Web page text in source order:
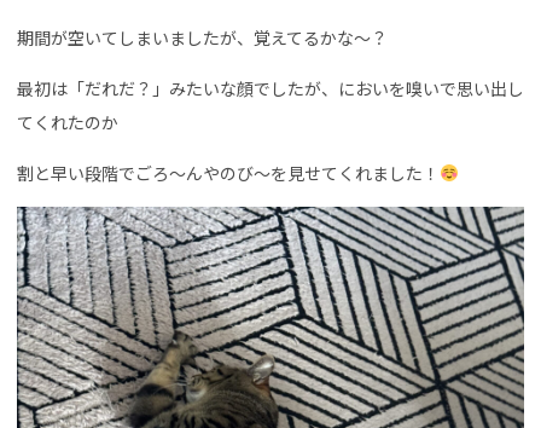
期間が空いてしまいましたが、覚えてるかな〜？
最初は「だれだ？」みたいな顔でしたが、においを嗅いで思い出し
てくれたのか
割と早い段階でごろ〜んやのび〜を見せてくれました！